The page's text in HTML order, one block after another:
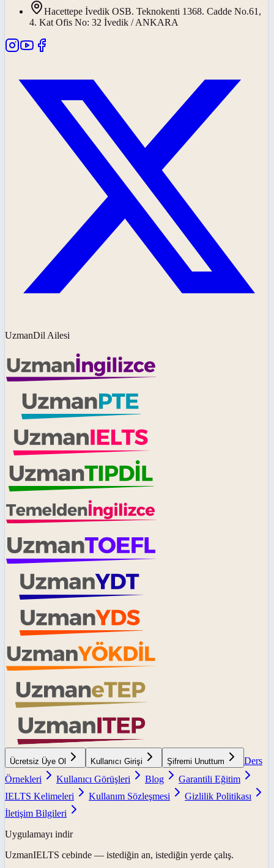
Hacettepe İvedik OSB. Teknokenti 1368. Cadde No.61,
4. Kat Ofis No: 32 İvedik / ANKARA
UzmanDil Ailesi
Ücretsiz Üye Ol Kullanıcı Girişi Şifremi Unuttum
Ders
Örnekleri
Kullanıcı Görüşleri Blog
Garantili Eğitim
IELTS Kelimeleri
Kullanım Sözleşmesi
Gizlilik Politikası
İletişim Bilgileri
Uygulamayı indir
UzmanIELTS cebinde — istediğin an, istediğin yerde çalış.